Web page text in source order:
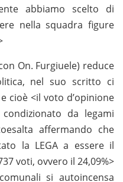
abbiamo scelto di
nella squadra figure
On. Furgiuele) reduce
nel suo scritto ci
cioè <il voto d’opinione
da legami
affermando che
la LEGA a essere il
voti, ovvero il 24,09%>
si autoincensa